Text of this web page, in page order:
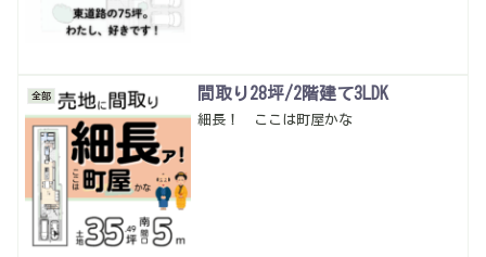
全部 間取り28坪/2階建て3LDK
細長！ ここは町屋かな